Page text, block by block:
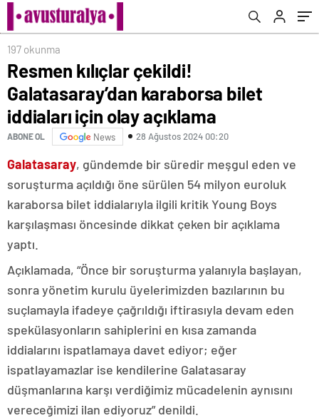
197 okunma
Resmen kılıçlar çekildi!
Galatasaray’dan karaborsa bilet
iddiaları için olay açıklama
ABONE OL News 28 Ağustos 2024 00:20
Galatasaray, gündemde bir süredir meşgul eden ve
soruşturma açıldığı öne sürülen 54 milyon euroluk
karaborsa bilet iddialarıyla ilgili kritik Young Boys
karşılaşması öncesinde dikkat çeken bir açıklama
yaptı.
Açıklamada, “Önce bir soruşturma yalanıyla başlayan,
sonra yönetim kurulu üyelerimizden bazılarının bu
suçlamayla ifadeye çağrıldığı iftirasıyla devam eden
spekülasyonların sahiplerini en kısa zamanda
iddialarını ispatlamaya davet ediyor; eğer
ispatlayamazlar ise kendilerine Galatasaray
düşmanlarına karşı verdiğimiz mücadelenin aynısını
vereceğimizi ilan ediyoruz” denildi.